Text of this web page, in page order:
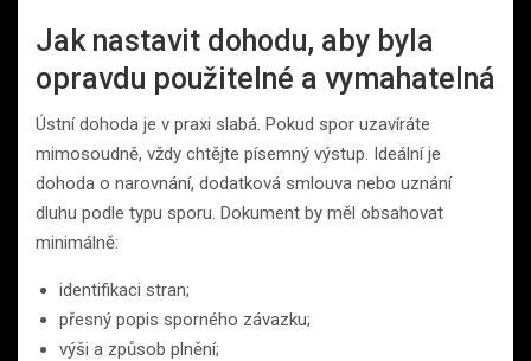
Jak nastavit dohodu, aby byla
opravdu použitelné a vymahatelná
Ústní dohoda je v praxi slabá. Pokud spor uzavíráte
mimosoudně, vždy chtějte písemný výstup. Ideální je
dohoda o narovnání, dodatková smlouva nebo uznání
dluhu podle typu sporu. Dokument by měl obsahovat
minimálně:
identifikaci stran;
přesný popis sporného závazku;
výši a způsob plnění;